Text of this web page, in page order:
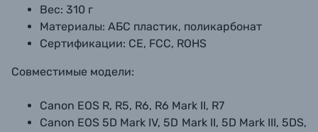
Вес: 310 г
Материалы: АБС пластик, поликарбонат
Сертификации: CE, FCC, ROHS
Совместимые модели:
Canon EOS R, R5, R6, R6 Mark II, R7
Canon EOS 5D Mark IV, 5D Mark II, 5D Mark III, 5DS,